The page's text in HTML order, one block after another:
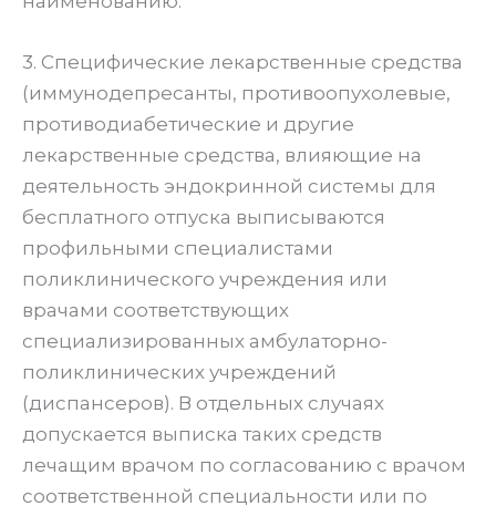
3. Специфические лекарственные средства
(иммунодепресанты, противоопухолевые,
противодиабетические и другие
лекарственные средства, влияющие на
деятельность эндокринной системы для
бесплатного отпуска выписываются
профильными специалистами
поликлинического учреждения или
врачами соответствующих
специализированных амбулаторно-
поликлинических учреждений
(диспансеров). В отдельных случаях
допускается выписка таких средств
лечащим врачом по согласованию с врачом
соответственной специальности или по